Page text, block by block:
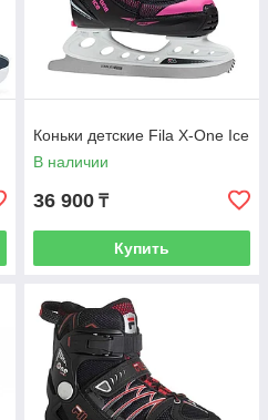
Коньки детские Fila X-One Ice
В наличии
36 900 ₸
Купить